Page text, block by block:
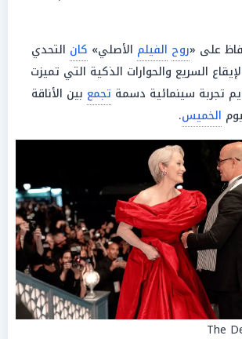
على «روح الفيلم الأصلي» كان التحدي
السريع والحوارات الذكية التي تميزت
تجربة سينمائية دسمة تجمع بين الأناقة
الخميس.
The